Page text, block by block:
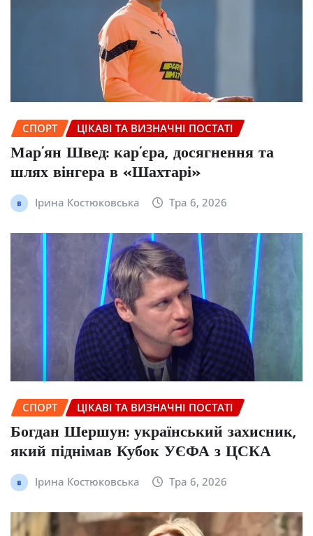
СПОРТ ЦІКАВІ ТА ВИЗНАЧНІ ПОСТАТІ
Мар’ян Швед: кар’єра, досягнення та
шлях вінгера в «Шахтарі»
Ірина Костюковська Тра 6, 2026
СПОРТ ЦІКАВІ ТА ВИЗНАЧНІ ПОСТАТІ
Богдан Шершун: український захисник,
який піднімав Кубок УЄФА з ЦСКА
Ірина Костюковська Тра 6, 2026